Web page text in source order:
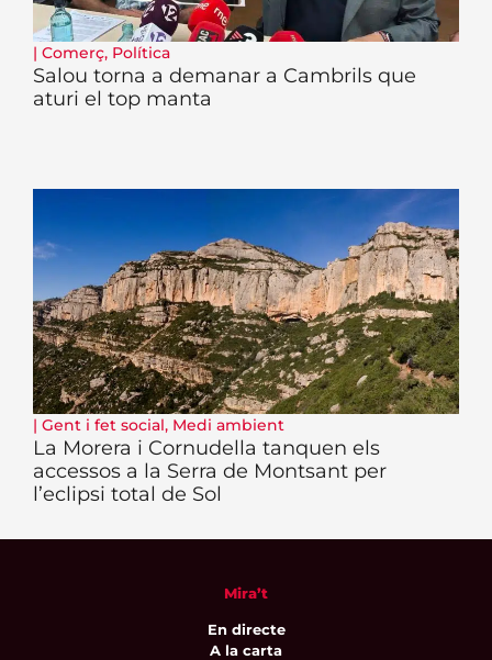
| Comerç, Política
Salou torna a demanar a Cambrils que
aturi el top manta
| Gent i fet social, Medi ambient
La Morera i Cornudella tanquen els
accessos a la Serra de Montsant per
l’eclipsi total de Sol
Mira’t
En directe
A la carta